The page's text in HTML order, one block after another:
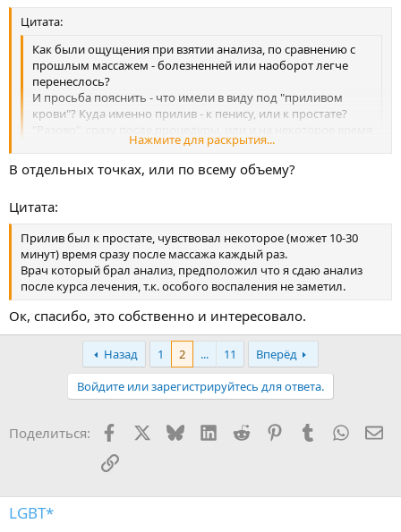
Цитата:
Как были ощущения при взятии анализа, по сравнению с
прошлым массажем - болезненней или наоборот легче
перенеслось?
И просьба пояснить - что имели в виду под "приливом
крови"? Куда именно прилив - к пенису, или к простате?
Нажмите для раскрытия...
Массаж при взятии анализа был гораздо болезненней, чем
Нажмите для раскрытия...
В отдельных точках, или по всему объему?
Цитата:
Прилив был к простате, чувствовал некоторое (может 10-30
минут) время сразу после массажа каждый раз.
Врач который брал анализ, предположил что я сдаю анализ
после курса лечения, т.к. особого воспаления не заметил.
Ок, спасибо, это собственно и интересовало.
Назад 1 2 ... 11
Вперёд
Войдите или зарегистрируйтесь для ответа.
Поделиться: Facebook BlueskyLinkedIn
Reddit PinterestTumblr
Ссылка
LGBT*